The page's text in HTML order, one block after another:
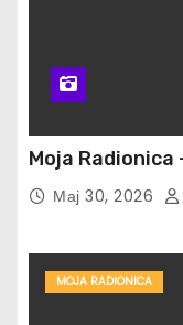
Moja
Мај 30, 2026
MOJA RADIONICA